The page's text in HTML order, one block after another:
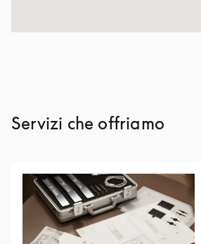
Servizi che offriamo